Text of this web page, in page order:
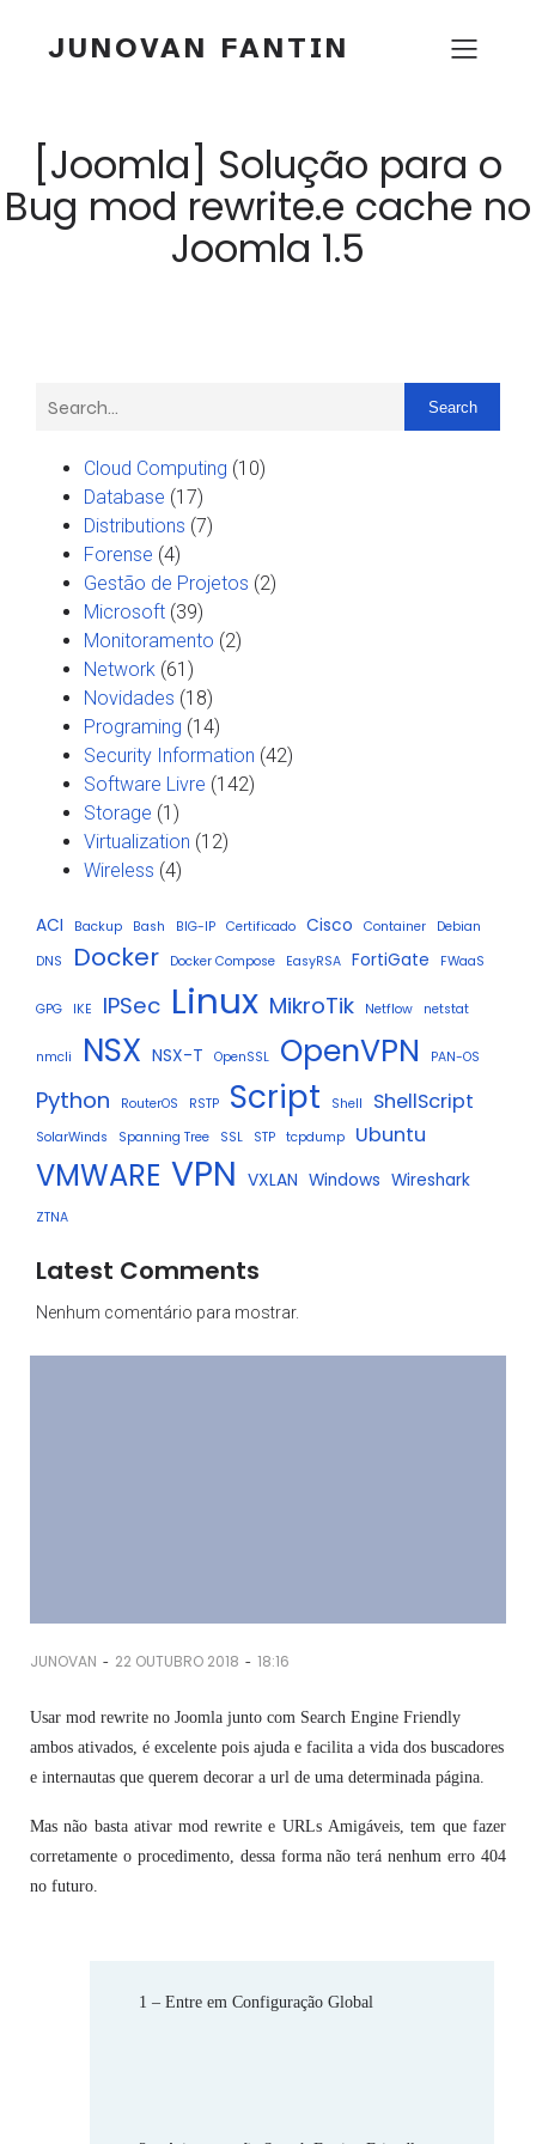
JUNOVAN FANTIN
[Joomla] Solução para o
Bug mod rewrite.e cache no
Joomla 1.5
Search
Cloud Computing (10)
Database (17)
Distributions (7)
Forense (4)
Gestão de Projetos (2)
Microsoft (39)
Monitoramento (2)
Network (61)
Novidades (18)
Programing (14)
Security Information (42)
Software Livre (142)
Storage (1)
Virtualization (12)
Wireless (4)
ACI Backup Bash BIG-IP Certificado Cisco Container
Debian
DNS
Docker Docker Compose EasyRSA FortiGate FWaaS
GPG IKE IPSec Linux MikroTik Netflow netstat
nmcli NSX NSX-T OpenSSL OpenVPN PAN-OS
Python RouterOS RSTP Script Shell ShellScript
SolarWinds Spanning Tree SSL STP tcpdump Ubuntu
VMWARE VPN VXLAN Windows Wireshark
ZTNA
Latest Comments
Nenhum comentário para mostrar.
JUNOVAN - 22 OUTUBRO 2018 - 18:16
Usar mod rewrite no Joomla junto com Search Engine Friendly
ambos ativados, é excelente pois ajuda e facilita a vida dos buscadores
e internautas que querem decorar a url de uma determinada página.
Mas não basta ativar mod rewrite e URLs Amigáveis, tem que fazer
corretamente o procedimento, dessa forma não terá nenhum erro 404
no futuro.
1 – Entre em Configuração Global